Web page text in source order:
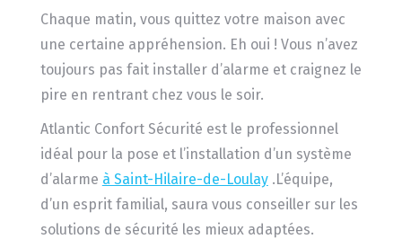
Chaque matin, vous quittez votre maison avec
une certaine appréhension. Eh oui ! Vous n’avez
toujours pas fait installer d’alarme et craignez le
pire en rentrant chez vous le soir.
Atlantic Confort Sécurité est le professionnel
idéal pour la pose et l’installation d’un système
d’alarme à Saint-Hilaire-de-Loulay.L’équipe,
d’un esprit familial, saura vous conseiller sur les
solutions de sécurité les mieux adaptées.